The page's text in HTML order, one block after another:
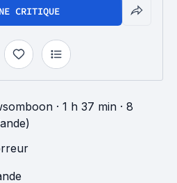
CRITIQUE
· 1 h 37 min · 8